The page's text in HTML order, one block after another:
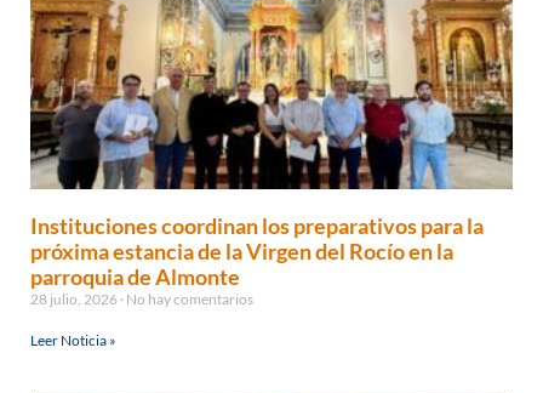
Instituciones coordinan los preparativos para la
próxima estancia de la Virgen del Rocío en la
parroquia de Almonte
28 julio, 2026 No hay comentarios
Leer Noticia »